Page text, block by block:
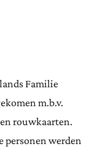
Familie
m.b.v.
rouwkaarten.
personen werden